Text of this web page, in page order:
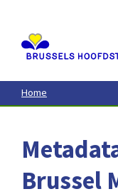
contenu
principal
Home
Brussel